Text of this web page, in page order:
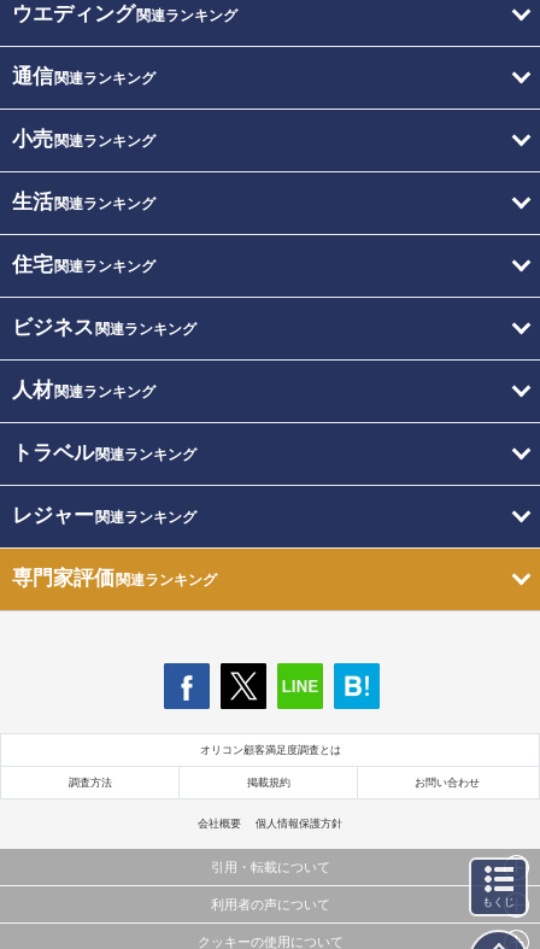
ウエディング関連ランキング
通信関連ランキング
小売関連ランキング
生活関連ランキング
住宅関連ランキング
ビジネス 関連ランキング
人材関連ランキング
トラベル関連ランキング
レジャー関連ランキング
専門家評価関連ランキング
オリコン顧客満足度調査とは
調査方法 掲載規約 お問い合わせ
会社概要 個人情報保護方針
引用・転載について
当サイトで公開されている情報（文字、写真、イラスト、画像データ等）及びこれらの配置・
利用者の声について
クッキーの使用について
もくじ